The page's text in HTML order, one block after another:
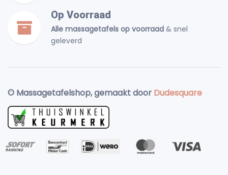
Op Voorraad
Alle massagetafels op voorraad & snel
geleverd
© Massagetafelshop, gemaakt door Dudesquare